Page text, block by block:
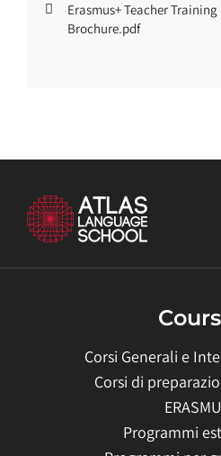
Erasmus+ Teacher Training
Brochure.pdf
Corsi Generali e
Corsi di
Programmi